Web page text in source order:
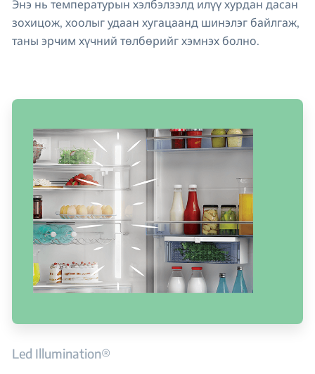
Энэ нь температурын хэлбэлзэлд илүү хурдан дасан
зохицож, хоолыг удаан хугацаанд шинэлэг байлгаж,
таны эрчим хүчний төлбөрийг хэмнэх болно.
Led Illumination®